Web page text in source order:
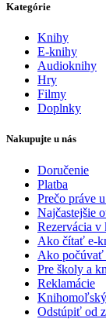
Kategórie
Knihy
E-knihy
Audioknihy
Hry
Filmy
Doplnky
Nakupujte u nás
Doručenie
Platba
Prečo práve
Najčastejšie
Rezervácia v
Ako čítať e-
Ako
Pre školy a
Reklamácie
Odstúpiť od